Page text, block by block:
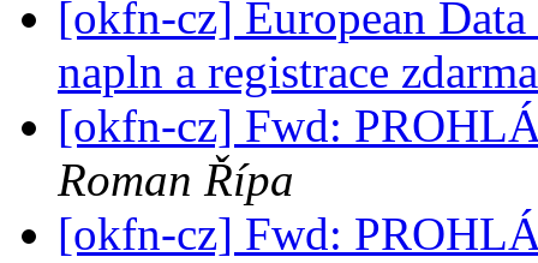
[okfn-cz] European
napln a registrace
[okfn-cz] Fwd:
Roman Řípa
[okfn-cz] Fwd: